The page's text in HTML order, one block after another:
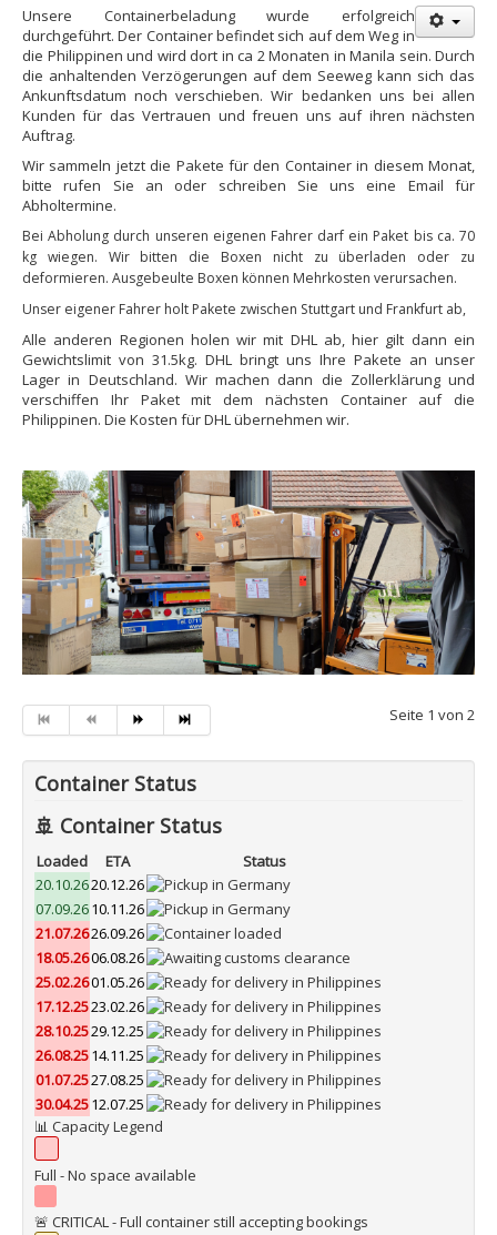
Unsere Containerbeladung wurde erfolgreich
durchgeführt. Der Container befindet sich auf dem Weg in
die Philippinen und wird dort in ca 2 Monaten in Manila sein. Durch
die anhaltenden Verzögerungen auf dem Seeweg kann sich das
Ankunftsdatum noch verschieben. Wir bedanken uns bei allen
Kunden für das Vertrauen und freuen uns auf ihren nächsten
Auftrag.
Wir sammeln jetzt die Pakete für den Container in diesem Monat,
bitte rufen Sie an oder schreiben Sie uns eine Email für
Abholtermine.
Bei Abholung durch unseren eigenen Fahrer darf ein Paket bis ca. 70
kg wiegen. Wir bitten die Boxen nicht zu überladen oder zu
deformieren. Ausgebeulte Boxen können Mehrkosten verursachen.
Unser eigener Fahrer holt Pakete zwischen Stuttgart und Frankfurt ab,
Alle anderen Regionen holen wir mit DHL ab, hier gilt dann ein
Gewichtslimit von 31.5kg. DHL bringt uns Ihre Pakete an unser
Lager in Deutschland. Wir machen dann die Zollerklärung und
verschiffen Ihr Paket mit dem nächsten Container auf die
Philippinen. Die Kosten für DHL übernehmen wir.
Seite 1 von 2
Container Status
🚢 Container Status
Loaded ETA
Status
20.10.2620.12.26
07.09.2610.11.26
21.07.2626.09.26
18.05.2606.08.26
25.02.2601.05.26
17.12.2523.02.26
28.10.2529.12.25
26.08.2514.11.25
01.07.2527.08.25
30.04.2512.07.25
📊 Capacity Legend
Full - No space available
🚨 CRITICAL - Full container still accepting bookings